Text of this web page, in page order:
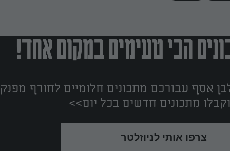
הכי טעימים במקום אחד!
אסף עבורכם מתכונים חלומיים לחורף
מתכונים חדשים בכל יום>>
צרפו אותי לניוזלטר